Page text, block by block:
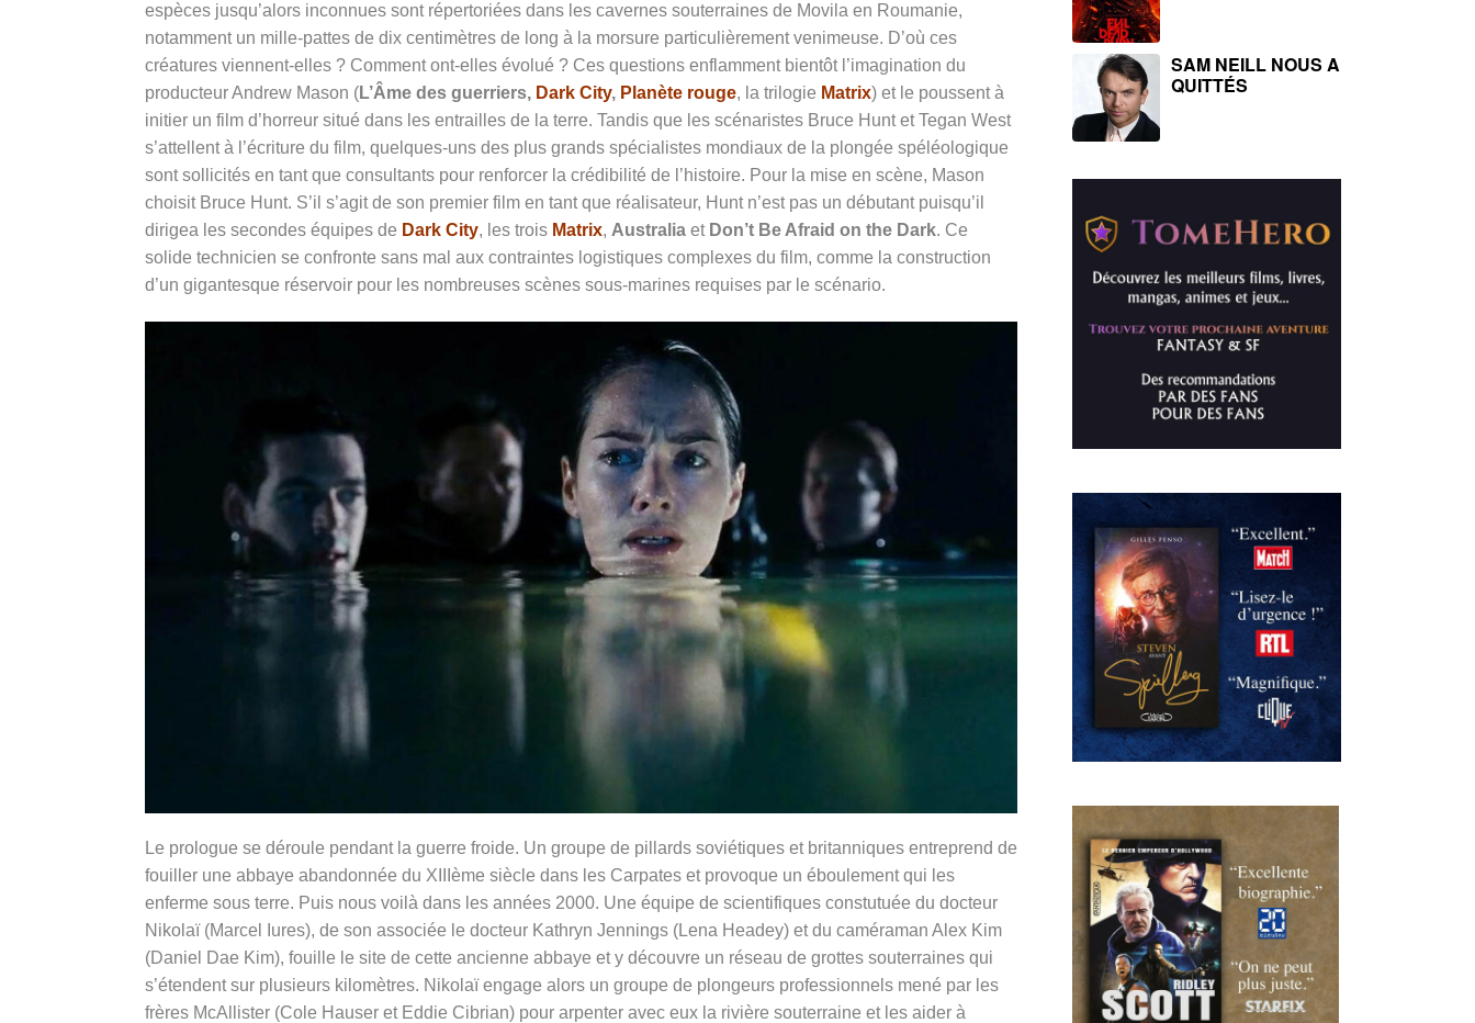
espèces jusqu’alors inconnues sont répertoriées dans les cavernes souterraines de Movila en Roumanie,
notamment un mille-pattes de dix centimètres de long à la morsure particulièrement venimeuse. D’où ces
créatures viennent-elles ? Comment ont-elles évolué ? Ces questions enflamment bientôt l’imagination du
producteur Andrew Mason (L’Âme des guerriers, Dark City, Planète rouge, la trilogie Matrix) et le poussent à
initier un film d’horreur situé dans les entrailles de la terre. Tandis que les scénaristes Bruce Hunt et Tegan West
s’attellent à l’écriture du film, quelques-uns des plus grands spécialistes mondiaux de la plongée spéléologique
sont sollicités en tant que consultants pour renforcer la crédibilité de l’histoire. Pour la mise en scène, Mason
choisit Bruce Hunt. S’il s’agit de son premier film en tant que réalisateur, Hunt n’est pas un débutant puisqu’il
dirigea les secondes équipes de Dark City, les trois Matrix, Australia et Don’t Be Afraid on the Dark. Ce
solide technicien se confronte sans mal aux contraintes logistiques complexes du film, comme la construction
d’un gigantesque réservoir pour les nombreuses scènes sous-marines requises par le scénario.
Le prologue se déroule pendant la guerre froide. Un groupe de pillards soviétiques et britanniques entreprend de
fouiller une abbaye abandonnée du XIIIème siècle dans les Carpates et provoque un éboulement qui les
enferme sous terre. Puis nous voilà dans les années 2000. Une équipe de scientifiques constutuée du docteur
Nikolaï (Marcel Iures), de son associée le docteur Kathryn Jennings (Lena Headey) et du caméraman Alex Kim
(Daniel Dae Kim), fouille le site de cette ancienne abbaye et y découvre un réseau de grottes souterraines qui
s’étendent sur plusieurs kilomètres. Nikolaï engage alors un groupe de plongeurs professionnels mené par les
frères McAllister (Cole Hauser et Eddie Cibrian) pour arpenter avec eux la rivière souterraine et les aider à
SAM NEILL NOUS A
QUITTÉS